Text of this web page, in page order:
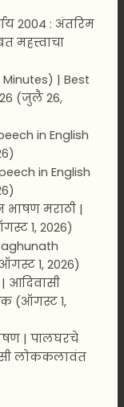
2004 : अंतरिम
महत्त्वाचा
Minutes) | Best
(जुलै 26,
in English
in English
मराठी |
1, 2026)
1, 2026)
आदिवासी
(ऑगस्ट 1,
| पालघरचे
लोककलावंत